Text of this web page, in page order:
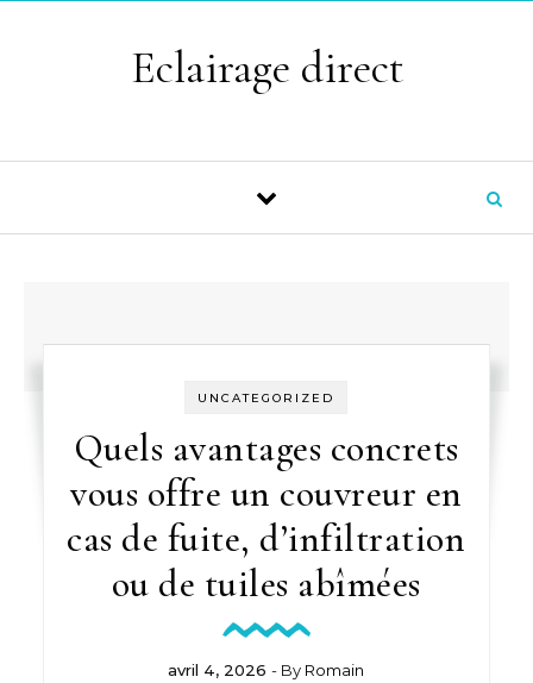
Eclairage direct
UNCATEGORIZED
Quels avantages concrets
vous offre un couvreur en
cas de fuite, d’infiltration
ou de tuiles abîmées
avril 4, 2026 - By Romain